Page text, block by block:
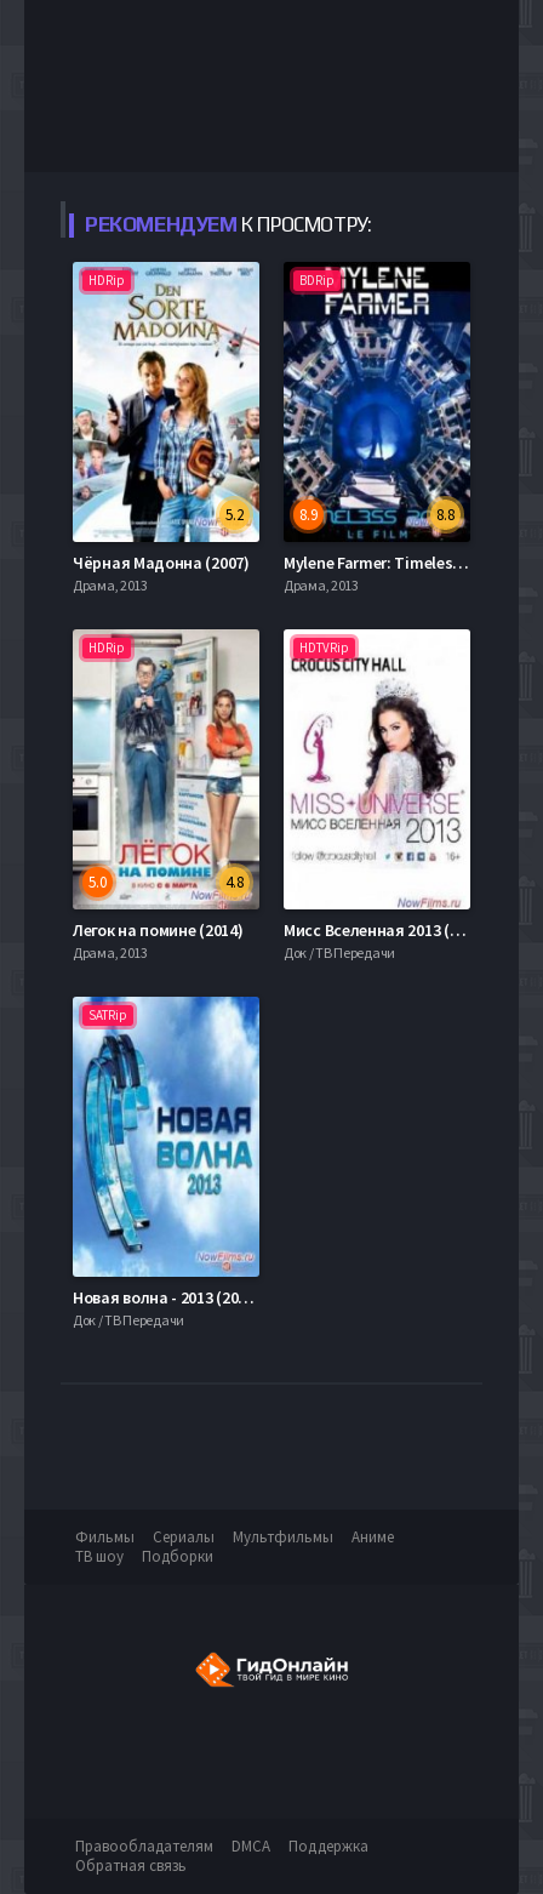
РЕКОМЕНДУЕМ К ПРОСМОТРУ:
HDRip
5.2
Чёрная Мадонна (2007)
Драма, 2013
BDRip
8.8
8.9
Mylene Farmer: Timeless 2013 - Le Film (2013)
Драма, 2013
HDRip
4.8
5.0
Легок на помине (2014)
Драма, 2013
HDTVRip
Мисс Вселенная 2013 (2013)
Док / ТВ Передачи
SATRip
Новая волна - 2013 (2013)
Док / ТВ Передачи
Фильмы Сериалы Мультфильмы
Аниме
ТВ шоу
Подборки
Правообладателям DMCA
Поддержка
Обратная связь